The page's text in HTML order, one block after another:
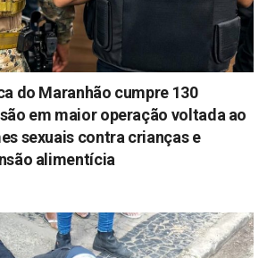
do Maranhão cumpre 130
em maior operação voltada ao
sexuais contra crianças e
alimentícia